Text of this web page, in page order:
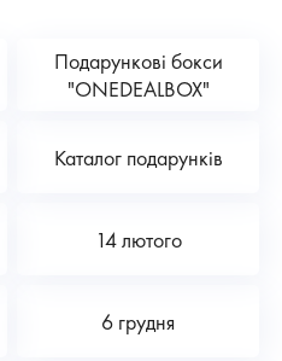
Подарункові бокси
"ONEDEALBOX"
Каталог подарунків
14 лютого
6 грудня